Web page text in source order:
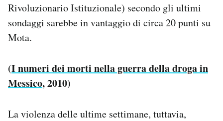
Rivoluzionario Istituzionale) secondo gli ultimi
sondaggi sarebbe in vantaggio di circa 20 punti su
Mota.
(I numeri dei morti nella guerra della droga in
Messico, 2010)
La violenza delle ultime settimane, tuttavia,